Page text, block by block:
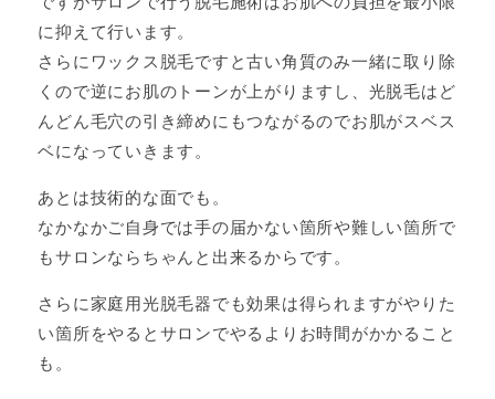
に抑えて行います。
さらにワックス脱毛ですと古い角質のみ一緒に取り除
くので逆にお肌のトーンが上がりますし、光脱毛はど
んどん毛穴の引き締めにもつながるのでお肌がスベス
ベになっていきます。
あとは技術的な面でも。
なかなかご自身では手の届かない箇所や難しい箇所で
もサロンならちゃんと出来るからです。
さらに家庭用光脱毛器でも効果は得られますがやりた
い箇所をやるとサロンでやるよりお時間がかかること
も。